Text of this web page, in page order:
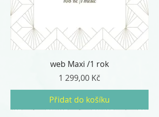
web Maxi /1 rok
Cena
1 299,00 Kč
Přidat do košíku